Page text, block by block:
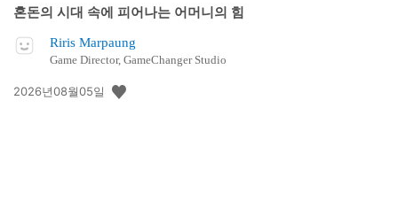
혼돈의 시대 속에 피어나는 어머니의 힘
Riris Marpaung
Game Director, GameChanger Studio
공
2026년08월05일